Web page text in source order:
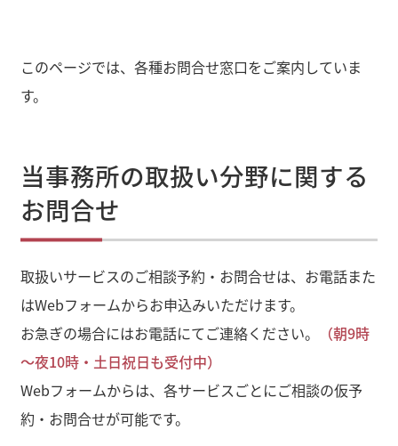
このページでは、各種お問合せ窓口をご案内していま
す。
当事務所の取扱い分野に関する
お問合せ
取扱いサービスのご相談予約・お問合せは、お電話また
はWebフォームからお申込みいただけます。
お急ぎの場合にはお電話にてご連絡ください。
（朝9時
～夜10時・土日祝日も受付中）
Webフォームからは、各サービスごとにご相談の仮予
約・お問合せが可能です。